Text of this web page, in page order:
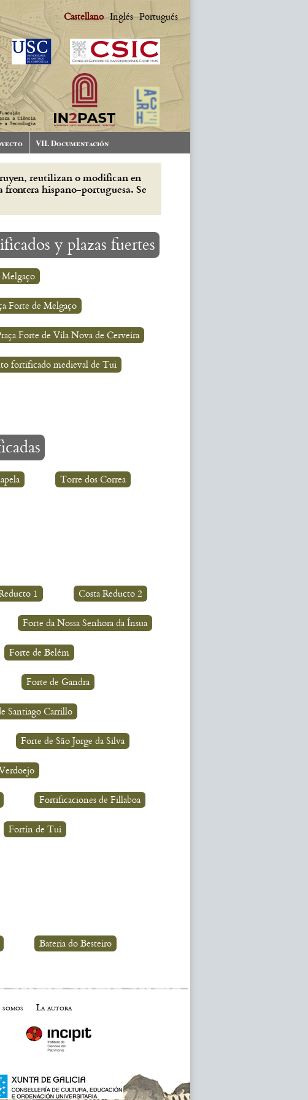
Castellano Inglés Portugués
VII. Documentación
reutilizan o modifican en
frontera hispano-portuguesa. Se
y plazas fuertes
Forte de Melgaço
Forte de Vila Nova de Cerveira
fortificado medieval de Tui
Torre dos Correa
1 Costa Reducto 2
Forte da Nossa Senhora da Ínsua
Forte de Belém
Forte de Gandra
Santiago Carrillo
Forte de São Jorge da Silva
Fortificaciones de Fillaboa
Fortín de Tui
Bateria do Besteiro
La autora